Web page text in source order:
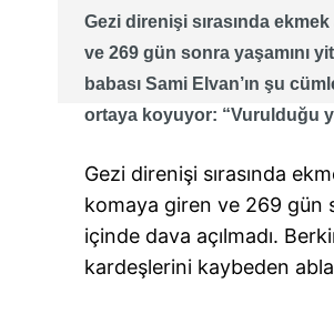
Gezi direnişi sırasında
ve 269 gün sonra yaşamını
babası Sami Elvan’ın şu
ortaya koyuyor: “Vurulduğu
Gezi direnişi sırasında
komaya giren ve 269 gün
içinde dava açılmadı.
kardeşlerini kaybeden